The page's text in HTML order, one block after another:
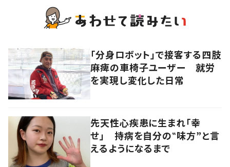
「分身ロボット」で接客する四肢
麻痺の車椅子ユーザー 就労
を実現し変化した日常
先天性心疾患に生まれ「幸
せ」 持病を自分の‟味方”と言
えるようになるまで